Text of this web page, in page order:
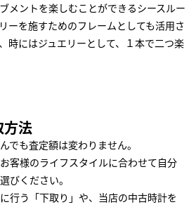
メントを楽しむことができるシースルー
ーを施すためのフレームとしても活用さ
時にはジュエリーとして、１本で二つ楽
方法
でも査定額は変わりません。
客様のライフスタイルに合わせて自分
びください。
行う「下取り」や、当店の中古時計を